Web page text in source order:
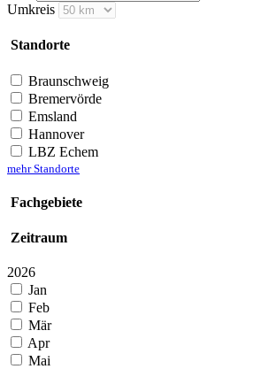
Umkreis
Standorte
Braunschweig
Bremervörde
Emsland
Hannover
LBZ Echem
mehr Standorte
Fachgebiete
Zeitraum
2026
Jan
Feb
Mär
Apr
Mai